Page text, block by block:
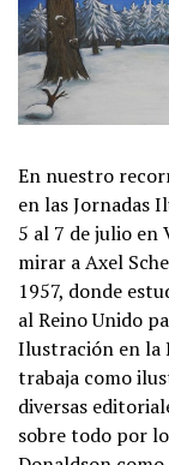
En nuestro
en las Jornadas
5 al 7 de julio en
mirar a Axel
1957, donde
al Reino Unido
Ilustración en la
trabaja como
diversas
sobre todo por